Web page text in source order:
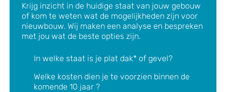
Krijg inzicht in de huidige staat van jouw gebouw
of kom te weten wat de mogelijkheden zijn voor
nieuwbouw. Wij maken een analyse en bespreken
met jou wat de beste opties zijn.
In welke staat is je plat dak* of gevel?
Welke kosten dien je te voorzien binnen de
komende 10 jaar ?